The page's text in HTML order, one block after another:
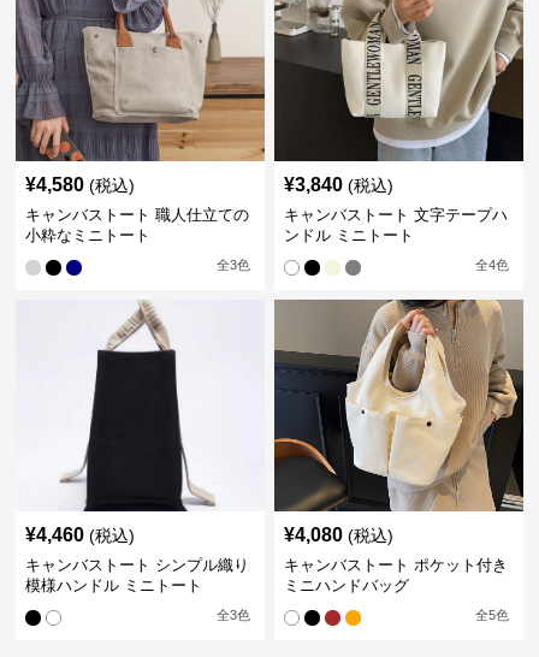
¥4,580 (税込)
キャンバストート 職人仕立ての
小粋なミニトート
全3色
¥3,840 (税込)
キャンバストート 文字テープハ
ンドル ミニトート
全4色
¥4,460 (税込)
キャンバストート シンプル織り
模様ハンドル ミニトート
全3色
¥4,080 (税込)
キャンバストート ポケット付き
ミニハンドバッグ
全5色